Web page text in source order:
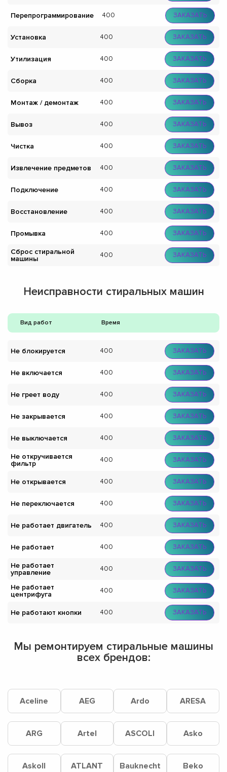
Перепрограммирование 400 ЗАКАЗАТЬ
Установка 400 ЗАКАЗАТЬ
Утилизация 400 ЗАКАЗАТЬ
Сборка 400 ЗАКАЗАТЬ
Монтаж / демонтаж 400 ЗАКАЗАТЬ
Вывоз 400 ЗАКАЗАТЬ
Чистка 400 ЗАКАЗАТЬ
Извлечение предметов 400 ЗАКАЗАТЬ
Подключение 400 ЗАКАЗАТЬ
Восстановление 400 ЗАКАЗАТЬ
Промывка 400 ЗАКАЗАТЬ
Сброс стиральной
машины
400 ЗАКАЗАТЬ
Неисправности стиральных машин
Вид работ Время
Не блокируется 400 ЗАКАЗАТЬ
Не включается 400 ЗАКАЗАТЬ
Не греет воду 400 ЗАКАЗАТЬ
Не закрывается 400 ЗАКАЗАТЬ
Не выключается 400 ЗАКАЗАТЬ
Не откручивается
фильтр
400 ЗАКАЗАТЬ
Не открывается 400 ЗАКАЗАТЬ
Не переключается 400 ЗАКАЗАТЬ
Не работает двигатель 400 ЗАКАЗАТЬ
Не работает 400 ЗАКАЗАТЬ
Не работает
управление
400 ЗАКАЗАТЬ
Не работает
центрифуга
400 ЗАКАЗАТЬ
Не работают кнопки 400 ЗАКАЗАТЬ
Мы ремонтируем стиральные машины
всех брендов:
Aceline AEG Ardo ARESA
ARG Artel ASCOLI Asko
Askoll ATLANT Bauknecht Beko